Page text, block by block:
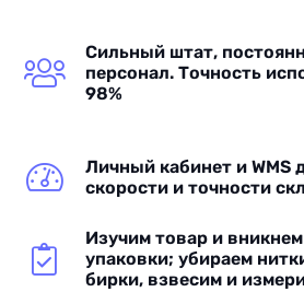
Сильный штат,
персонал. Точность
98%
Личный кабинет и WMS
скорости и точности
Изучим товар и
упаковки; убираем
бирки, взвесим и